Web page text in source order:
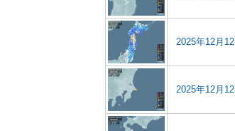
2025年12月
2025年12月